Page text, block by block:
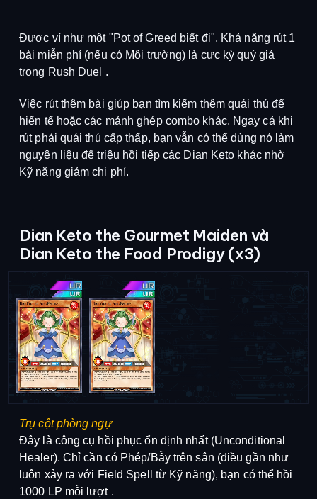
Được ví như một "Pot of Greed biết đi". Khả năng rút 1
bài miễn phí (nếu có Môi trường) là cực kỳ quý giá
trong Rush Duel .
Việc rút thêm bài giúp bạn tìm kiếm thêm quái thú để
hiến tế hoặc các mảnh ghép combo khác. Ngay cả khi
rút phải quái thú cấp thấp, bạn vẫn có thể dùng nó làm
nguyên liệu để triệu hồi tiếp các Dian Keto khác nhờ
Kỹ năng giảm chi phí.
Dian Keto the Gourmet Maiden và
Dian Keto the Food Prodigy (x3)
Trụ cột phòng ngự
Đây là công cụ hồi phục ổn định nhất (Unconditional
Healer). Chỉ cần có Phép/Bẫy trên sân (điều gần như
luôn xảy ra với Field Spell từ Kỹ năng), bạn có thể hồi
1000 LP mỗi lượt .